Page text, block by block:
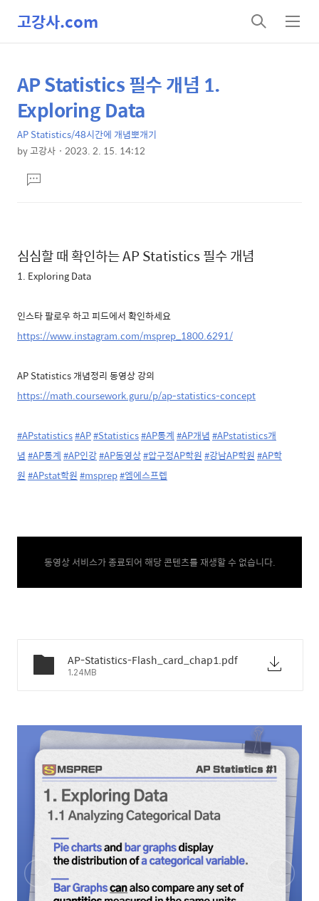
고강사.com
검
색
메
뉴
상
세
컨
텐
본
문
제
목
AP Statistics 필수 개념 1.
Exploring Data
AP Statistics/48시간에 개념뽀개기
by고강사 2023. 2. 15. 14:12
문댓
글
심심할 때 확인하는 AP Statistics 필수 개념
1. Exploring Data
인스타 팔로우 하고 피드에서 확인하세요
https://www.instagram.com/msprep_1800.6291/
AP Statistics 개념정리 동영상 강의
https://math.coursework.guru/p/ap-statistics-concept
#APstatistics#AP#Statistics#AP통계#AP개념#APstatistics개
념#AP통계#AP인강#AP동영상#압구정AP학원#강남AP학원#AP학
원#APstat학원#msprep#엠에스프렙
동영상 서비스가 종료되어 해당 콘텐츠를 재생할 수 없습니다.
AP-Statistics-Flash_card_chap1.pdf
1.24MB